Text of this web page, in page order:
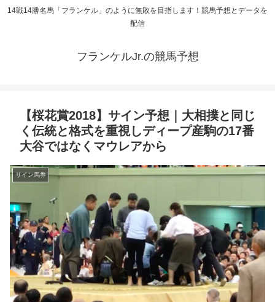
14戦14勝名馬「フランケル」のように無敗を目指します！競馬予想とデータを
配信
フランケルJr.の競馬予想
【桜花賞2018】サイン予想｜大相撲と同じ
く伝統と格式を重視しディープ産駒の17番
大谷ではなくマウレアから
サイン馬券